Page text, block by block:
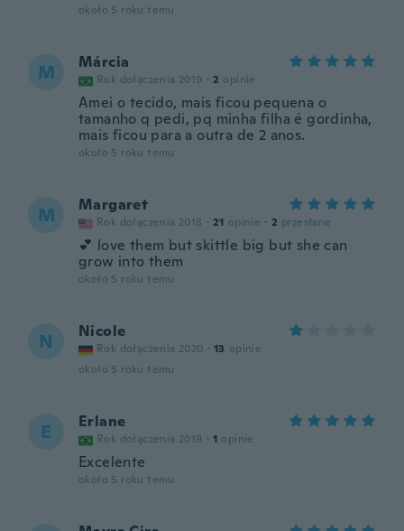
około 5 roku temu
M Márcia
Rok dołączenia 2019 · 2 opinie
Amei o tecido, mais ficou pequena o
tamanho q pedi, pq minha filha é gordinha,
mais ficou para a outra de 2 anos.
około 5 roku temu
M Margaret
Rok dołączenia 2018 · 21 opinie · 2 przesłane
💕 love them but skittle big but she can
grow into them
około 5 roku temu
N Nicole
Rok dołączenia 2020 · 13 opinie
około 5 roku temu
E Erlane
Rok dołączenia 2019 · 1 opinie
Excelente
około 5 roku temu